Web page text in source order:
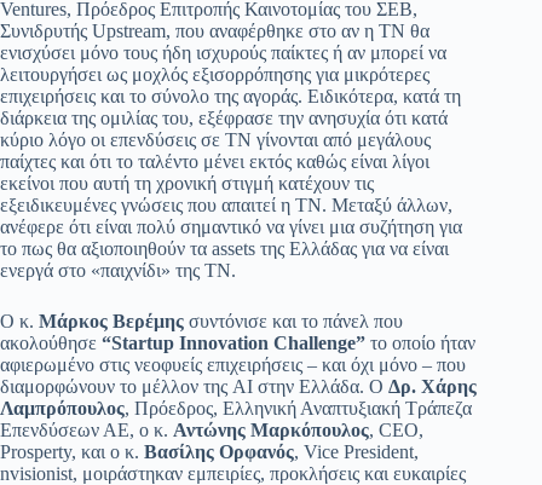
Ventures, Πρόεδρος Επιτροπής Καινοτομίας του ΣΕΒ,
Συνιδρυτής Upstream, που αναφέρθηκε στο αν η ΤΝ θα
ενισχύσει μόνο τους ήδη ισχυρούς παίκτες ή αν μπορεί να
λειτουργήσει ως μοχλός εξισορρόπησης για μικρότερες
επιχειρήσεις και το σύνολο της αγοράς. Ειδικότερα, κατά τη
διάρκεια της ομιλίας του, εξέφρασε την ανησυχία ότι κατά
κύριο λόγο οι επενδύσεις σε ΤΝ γίνονται από μεγάλους
παίχτες και ότι το ταλέντο μένει εκτός καθώς είναι λίγοι
εκείνοι που αυτή τη χρονική στιγμή κατέχουν τις
εξειδικευμένες γνώσεις που απαιτεί η ΤΝ. Μεταξύ άλλων,
ανέφερε ότι είναι πολύ σημαντικό να γίνει μια συζήτηση για
το πως θα αξιοποιηθούν τα assets της Ελλάδας για να είναι
ενεργά στο «παιχνίδι» της ΤΝ.
Ο κ. Μάρκος Βερέμης συντόνισε και το πάνελ που
ακολούθησε “Startup Innovation Challenge” το οποίο ήταν
αφιερωμένο στις νεοφυείς επιχειρήσεις – και όχι μόνο – που
διαμορφώνουν το μέλλον της AI στην Ελλάδα. Ο Δρ. Χάρης
Λαμπρόπουλος, Πρόεδρος, Ελληνική Αναπτυξιακή Τράπεζα
Επενδύσεων ΑΕ, o κ. Αντώνης Μαρκόπουλος, CEO,
Prosperty, και ο κ. Βασίλης Ορφανός, Vice President,
nvisionist, μοιράστηκαν εμπειρίες, προκλήσεις και ευκαιρίες